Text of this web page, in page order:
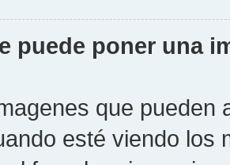
puede poner una
que pueden
esté viendo los